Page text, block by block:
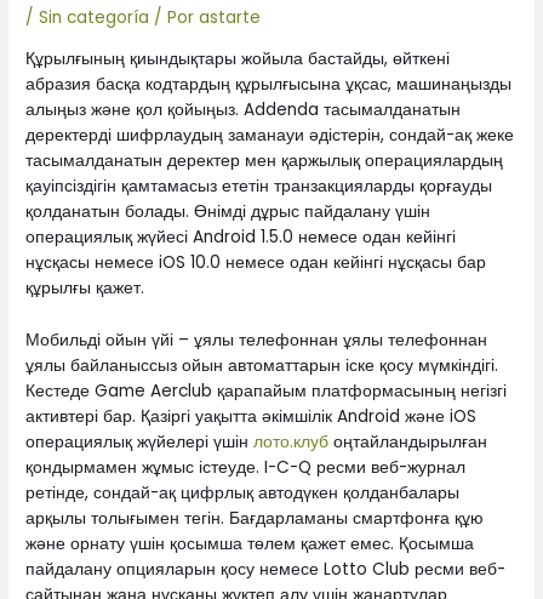
/Sin categoría / Porastarte
Құрылғының қиындықтары жойыла бастайды, өйткені
абразия басқа кодтардың құрылғысына ұқсас, машинаңызды
алыңыз және қол қойыңыз. Addenda тасымалданатын
деректерді шифрлаудың заманауи әдістерін, сондай-ақ жеке
тасымалданатын деректер мен қаржылық операциялардың
қауіпсіздігін қамтамасыз ететін транзакцияларды қорғауды
қолданатын болады.Өнімді дұрыс пайдалану үшін
операциялық жүйесі Android 1.5.0 немесе одан кейінгі
нұсқасы немесе iOS 10.0 немесе одан кейінгі нұсқасы бар
құрылғы қажет.
Мобильді ойын үйі – ұялы телефоннан ұялы телефоннан
ұялы байланыссыз ойын автоматтарын іске қосу мүмкіндігі.
Кестеде Game Aerclub қарапайым платформасының негізгі
активтері бар. Қазіргі уақытта әкімшілік Android және iOS
операциялық жүйелері үшінлото.клуб оңтайландырылған
қондырмамен жұмыс істеуде. I-C-Q ресми веб-журнал
ретінде, сондай-ақ цифрлық автодүкен қолданбалары
арқылы толығымен тегін. Бағдарламаны смартфонға құю
және орнату үшін қосымша төлем қажет емес. Қосымша
пайдалану опцияларын қосу немесе Lotto Club ресми веб-
сайтынан жаңа нұсқаны жүктеп алу үшін жаңартулар